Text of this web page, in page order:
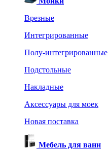
Врезные
Интегрированные
Полу-интегрированные
Подстольные
Накладные
Аксессуары для моек
Новая поставка
Мебель для ванн